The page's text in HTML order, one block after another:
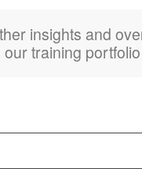
insights and
our training portfolio